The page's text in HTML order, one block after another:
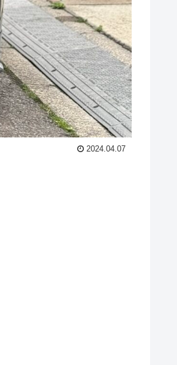
2024.04.07